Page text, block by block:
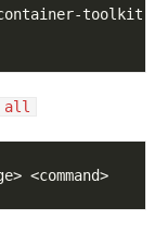
all